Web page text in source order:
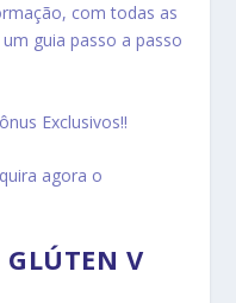
com todas as
guia passo a passo
Exclusivos!!
agora o
V